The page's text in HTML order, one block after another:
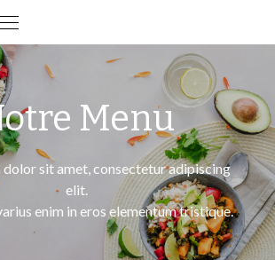
Menu
dolor sit amet, consectetur adipiscing
elit.
enim in eros elementum tristique.